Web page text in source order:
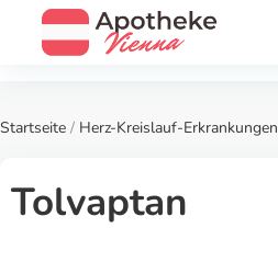
Startseite / Herz-Kreislauf-Erkrankungen
Tolvaptan